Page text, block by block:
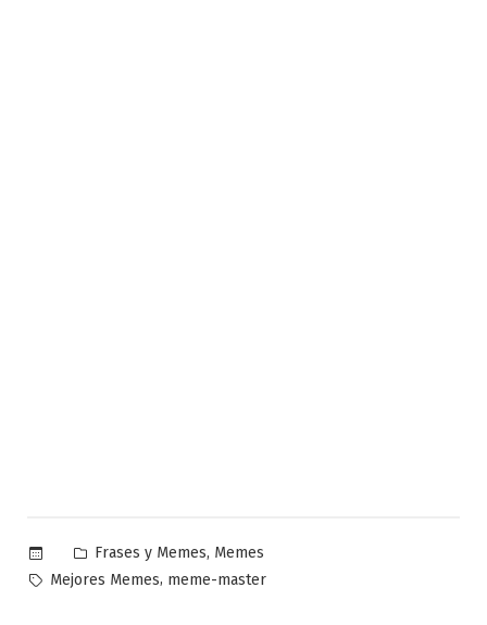
Publicado
en
Frases y Memes, Memes
Etiquetas:
Mejores Memes, meme-master